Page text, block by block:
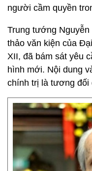
người cầm quyền
Trung tướng
thảo văn kiện của
XII, đã bám sát yêu
hình mới. Nội dung
chính trị là tương đối